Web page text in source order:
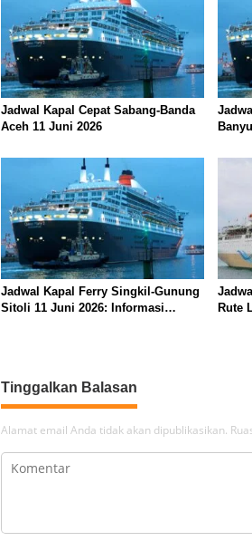
i
p
o
s
Jadwal Kapal Cepat Sabang-Banda
Aceh 11 Juni 2026
Jadwal Kapal Ferry Singkil-Gunung
Sitoli 11 Juni 2026: Informasi
Rute
Tinggalkan Balasan
Alamat email Anda tidak akan dipublikasikan.